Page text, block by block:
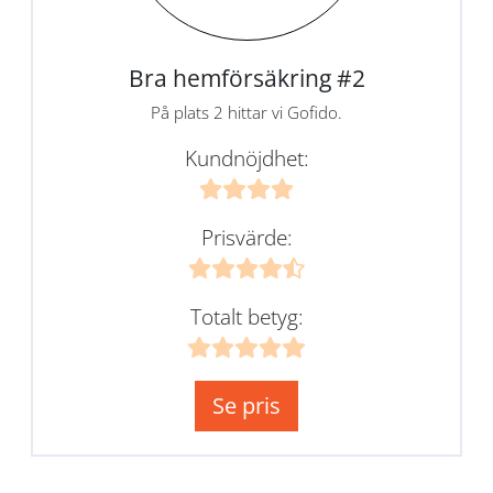
Bra hemförsäkring #2
På plats 2 hittar vi Gofido.
Kundnöjdhet:
Prisvärde:
Totalt betyg:
Se pris